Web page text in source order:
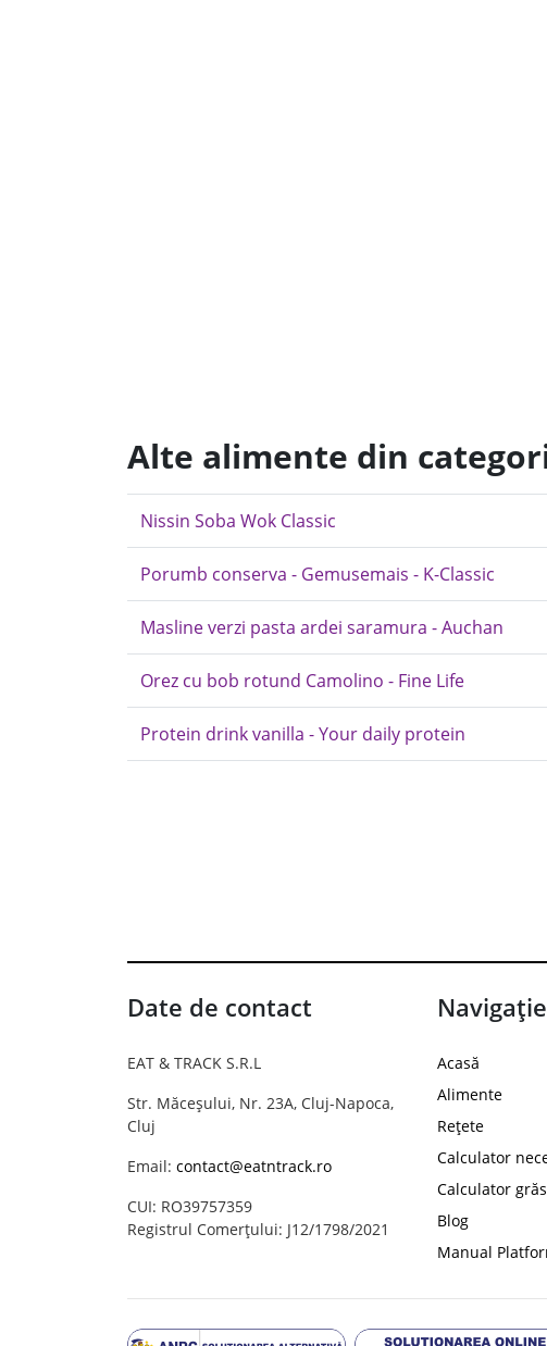
Alte alimente din
Nissin Soba Wok Classic
Porumb conserva - Gemusemais - K-Classic
Masline verzi pasta ardei saramura - Auchan
Orez cu bob rotund Camolino - Fine Life
Protein drink vanilla - Your daily protein
Date de contact
EAT & TRACK S.R.L
Str. Măceșului, Nr. 23A, Cluj-Napoca,
Cluj
Email: contact@eatntrack.ro
CUI: RO39757359
Registrul Comerțului: J12/1798/2021
Navigație
Acasă
Alimente
Rețete
Calculator
Calculator
Blog
Manual